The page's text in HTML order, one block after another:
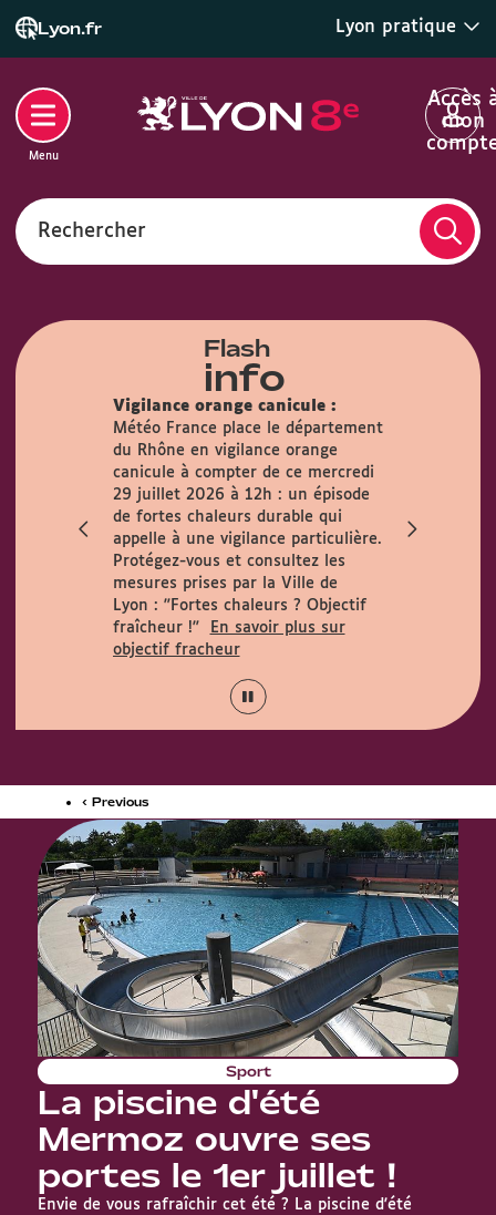
Lyon.fr Lyon pratique
Rechercher
Accès
mon
Menu
Flash
info
Vigilance orange canicule :
Météo France place le département
du Rhône en vigilance orange
canicule à compter de ce mercredi
29 juillet 2026 à 12h : un épisode
de fortes chaleurs durable qui
appelle à une vigilance particulière.
Protégez-vous et consultez les
mesures prises par la Ville de
Lyon : "Fortes chaleurs ? Objectif
fraîcheur !"
En savoir plus sur
objectif fracheur
‹ Previous
Sport
La piscine d'été
Mermoz ouvre ses
portes le 1er juillet !
Envie de vous rafraîchir cet été ? La piscine d'été